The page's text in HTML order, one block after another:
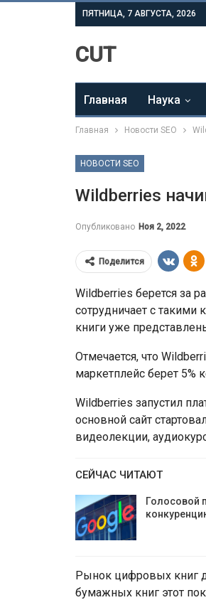
ПЯТНИЦА, 7 АВГУСТА, 2026
CUT
Главная Наука
Главная Новости SEO
НОВОСТИ SEO
Wildberries
Опубликовано Ноя 2, 2022
Поделится
Wildberries берется за
сотрудничает с
книги уже
Отмечается, что
маркетплейс берет 5%
Wildberries запустил
основной сайт
видеолекции,
СЕЙЧАС ЧИТАЮТ
Голосовой
Рынок цифровых книг
бумажных книг этот